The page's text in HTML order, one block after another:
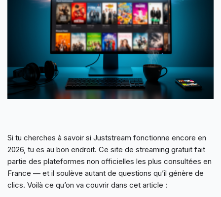
Si tu cherches à savoir si Juststream fonctionne encore en
2026, tu es au bon endroit. Ce site de streaming gratuit fait
partie des plateformes non officielles les plus consultées en
France — et il soulève autant de questions qu’il génère de
clics. Voilà ce qu’on va couvrir dans cet article :